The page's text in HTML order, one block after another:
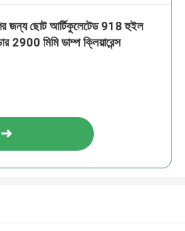
জন্য ছোট আর্টিকুলেটেড 918 হুইল
2900 মিমি ডাম্প ক্লিয়ারেন্স